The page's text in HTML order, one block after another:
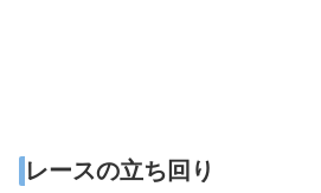
レースの立ち回り